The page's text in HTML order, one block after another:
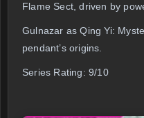
Flame Sect, driven by
Gulnazar as Qing Yi:
pendant’s origins.
Series Rating: 9/10